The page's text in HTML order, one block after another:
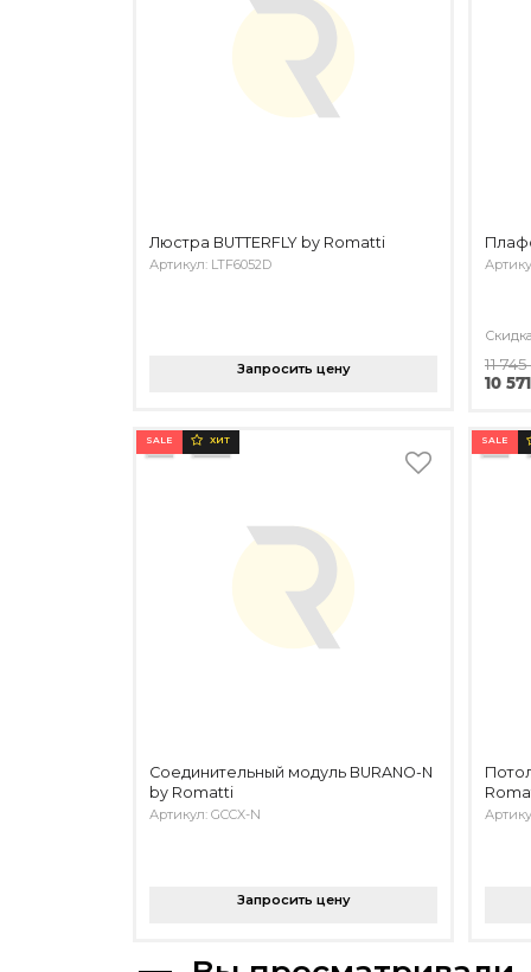
Люстра BUTTERFLY by Romatti
Артикул: LTF6052D
Запросить цену
11
10
SALE ХИТ
Соединительный модуль BURANO-N
by Romatti
Артикул: GCCX-N
Запросить цену
SALE